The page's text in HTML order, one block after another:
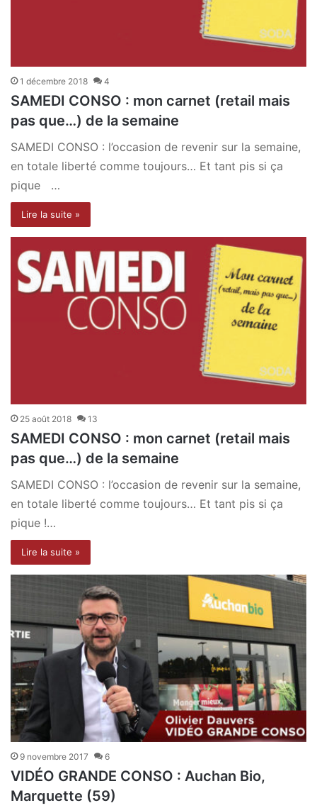
1 décembre 2018 4
SAMEDI CONSO : mon carnet (retail mais
pas que…) de la semaine
SAMEDI CONSO : l’occasion de revenir sur la semaine,
en totale liberté comme toujours… Et tant pis si ça
pique …
Lire la suite »
25 août 2018 13
SAMEDI CONSO : mon carnet (retail mais
pas que…) de la semaine
SAMEDI CONSO : l’occasion de revenir sur la semaine,
en totale liberté comme toujours… Et tant pis si ça
pique !…
Lire la suite »
9 novembre 2017 6
VIDÉO GRANDE CONSO : Auchan Bio,
Marquette (59)